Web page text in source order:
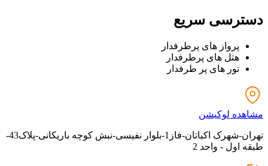
دسترسی سریع
پرواز های پرطرفدار
هتل های پرطرفدار
تور های پر طرفدار
مشاهده لوکیشن
تهران-شهرک اکباتان-فاز1-بلوار نفیسی-نبش کوچه باریکانی-پلاک43-
طبقه اول - واحد 2